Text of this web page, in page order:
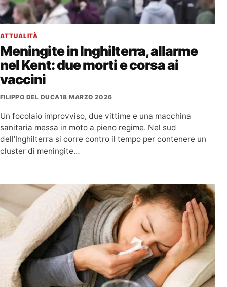
ATTUALITÀ
Meningite in Inghilterra, allarme
nel Kent: due morti e corsa ai
vaccini
FILIPPO DEL DUCA18 MARZO 2026
Un focolaio improvviso, due vittime e una macchina
sanitaria messa in moto a pieno regime. Nel sud
dell’Inghilterra si corre contro il tempo per contenere un
cluster di meningite…